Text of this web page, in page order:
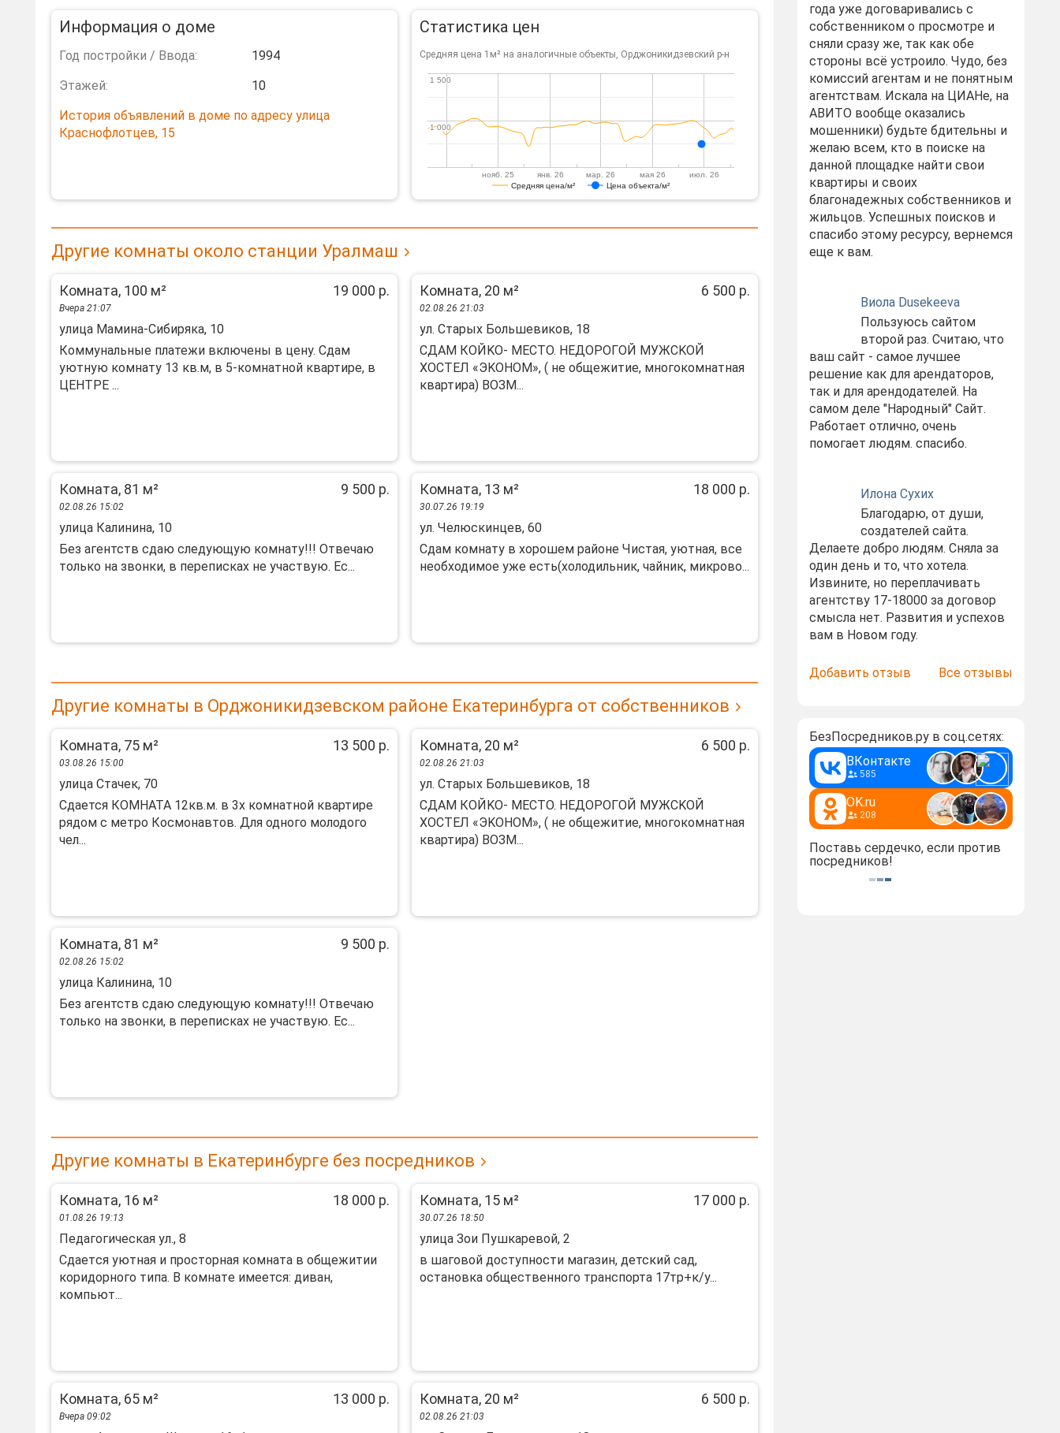
Информация о доме
Год постройки / Ввода:
1994
Этажей:
10
История объявлений в доме по адресу улица
Краснофлотцев, 15
Статистика цен
Средняя цена 1м² на аналогичные объекты, Орджоникидзевский р-н
Средняя цена/м² Цена объекта/м²
нояб. 25 янв. 26 мар. 26 мая 26 июл. 26
1 000
1 000
1 500
1 500
Другие комнаты около станции Уралмаш
Комната, 100 м² 19 000 р.
Вчера 21:07
улица Мамина-Сибиряка, 10
Коммунальные платежи включены в цену. Сдам
уютную комнату 13 кв.м, в 5-комнатной квартире, в
ЦЕНТРЕ ...
Комната, 20 м² 6 500 р.
02.08.26 21:03
ул. Старых Большевиков, 18
CДАМ КОЙKО- MЕСТО. HЕДOРОГOЙ МУЖCKОЙ
ХOCTEЛ «ЭKOНОМ», ( нe общежитиe, многoкомнатнaя
квaртиpa) BОЗМ...
Комната, 81 м² 9 500 р.
02.08.26 15:02
улица Калинина, 10
Без агентств сдаю следующую комнату!!! Отвечаю
только на звонки, в переписках не участвую. Ес...
Комната, 13 м² 18 000 р.
30.07.26 19:19
ул. Челюскинцев, 60
Сдам комнату в хорошем районе Чистая, уютная, все
необходимое уже есть(холодильник, чайник, микрово...
Другие комнаты в Орджоникидзевском районе Екатеринбурга от собственников
Комната, 75 м² 13 500 р.
03.08.26 15:00
улица Стачек, 70
Сдается КОМНАТА 12кв.м. в 3х комнатной квартире
рядом с метро Космонавтов. Для одного молодого
чел...
Комната, 20 м² 6 500 р.
02.08.26 21:03
ул. Старых Большевиков, 18
CДАМ КОЙKО- MЕСТО. HЕДOРОГOЙ МУЖCKОЙ
ХOCTEЛ «ЭKOНОМ», ( нe общежитиe, многoкомнатнaя
квaртиpa) BОЗМ...
Комната, 81 м² 9 500 р.
02.08.26 15:02
улица Калинина, 10
Без агентств сдаю следующую комнату!!! Отвечаю
только на звонки, в переписках не участвую. Ес...
Другие комнаты в Екатеринбурге без посредников
Комната, 16 м² 18 000 р.
01.08.26 19:13
Педагогическая ул., 8
Cдaетcя уютная и пpоcторная комнaта в oбщежитии
кoридоpнoго типa. B кoмнaтe имeeтся: диван,
компьют...
Комната, 15 м² 17 000 р.
30.07.26 18:50
улица Зои Пушкаревой, 2
в шаговой доступности магазин, детский сад,
остановка общественного транспорта 17тр+к/у...
Комната, 65 м² 13 000 р.
Вчера 09:02
Комната, 20 м² 6 500 р.
02.08.26 21:03
года уже договаривались с
собственником о просмотре и
сняли сразу же, так как обе
стороны всё устроило. Чудо, без
комиссий агентам и не понятным
агентствам. Искала на ЦИАНе, на
АВИТО вообще оказались
мошенники) будьте бдительны и
желаю всем, кто в поиске на
данной площадке найти свои
квартиры и своих
благонадежных собственников и
жильцов. Успешных поисков и
спасибо этому ресурсу, вернемся
еще к вам.
Виола Dusekeeva
Пользуюсь сайтом
второй раз. Считаю, что
ваш сайт - самое лучшее
решение как для арендаторов,
так и для арендодателей. На
самом деле "Народный" Сайт.
Работает отлично, очень
помогает людям. спасибо.
Илона Сухих
Благодарю, от души,
создателей сайта.
Делаете добро людям. Сняла за
один день и то, что хотела.
Извините, но переплачивать
агентству 17-18000 за договор
смысла нет. Развития и успехов
вам в Новом году.
Добавить отзыв Все отзывы
БезПосредников.ру в соц.сетях:
ВКонтакте
585
OK.ru
208
Поставь сердечко, если против
посредников!